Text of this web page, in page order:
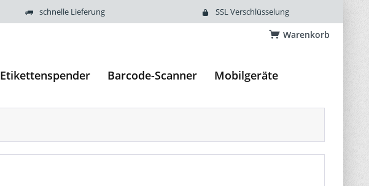
schnelle Lieferung SSL Verschlüsselung
Warenkorb
Etikettenspender Barcode-Scanner Mobilgeräte